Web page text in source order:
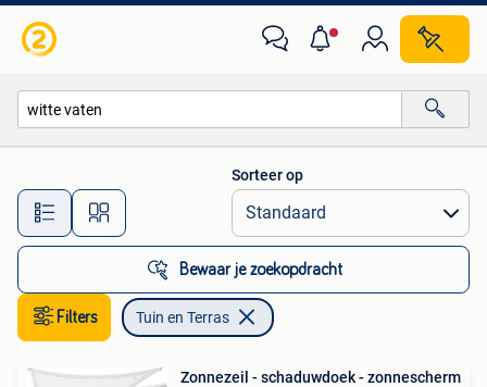
Alle afstanden…
Sorteer op
Bewaar je zoekopdracht
Filters Tuin en Terras
Zonnezeil - schaduwdoek - zonnescherm